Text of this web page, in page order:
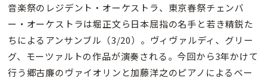
音楽祭のレジデント・オーケストラ、東京春祭チェンバ
ー・オーケストラは堀正文ら日本屈指の名手と若き精鋭た
ちによるアンサンブル（3/20）。ヴィヴァルディ、グリー
グ、モーツァルトの作品が演奏される。今回から3年かけて
行う郷古廉のヴァイオリンと加藤洋之のピアノによるベー